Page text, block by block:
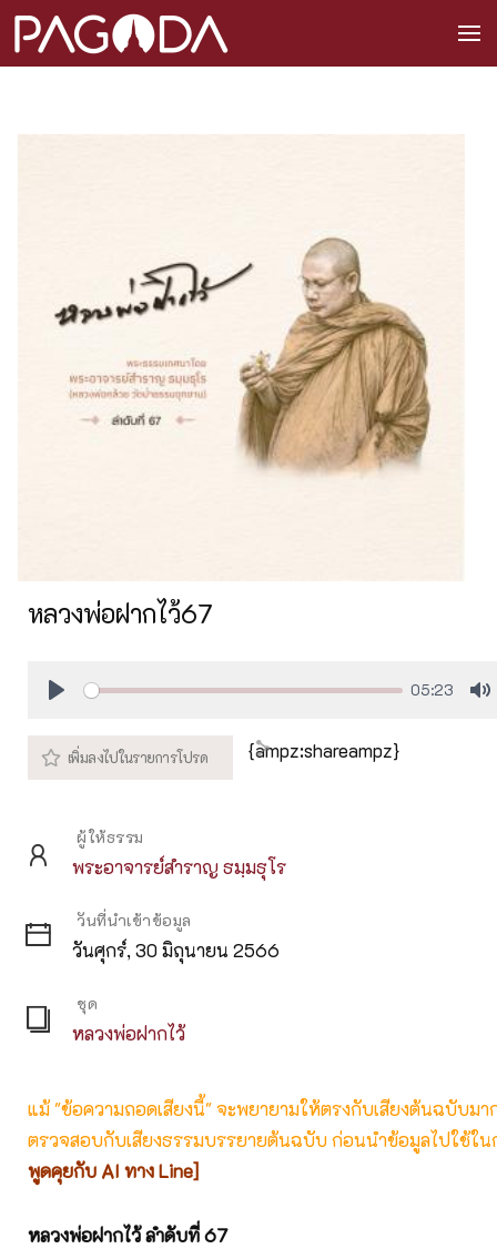
หลวงพ่อฝากไว้67
05:23
{ampz:shareampz}
ผู้ให้ธรรม
พระอาจารย์สำราญ ธมฺมธุโร
วันที่นำเข้าข้อมูล
วันศุกร์, 30 มิถุนายน 2566
ชุด
หลวงพ่อฝากไว้
แม้ "ข้อความถอดเสียงนี้" จะพยายามให้ตรงกับเสียงต้นฉบับม
ตรวจสอบกับเสียงธรรมบรรยายต้นฉบับ ก่อนนำข้อมูลไปใช้ใน
พูดคุยกับ AI ทาง Line]
หลวงพ่อฝากไว้ ลำดับที่ 67